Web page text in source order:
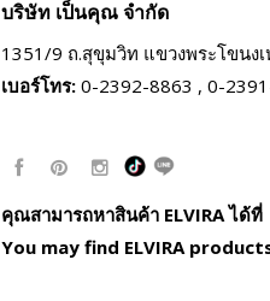
บริษัท เป็นคุณ จำกัด
1351/9 ถ.สุขุมวิท แขวงพระโขนง
เบอร์โทร: 0-2392-8863 , 0-
คุณสามารถหาสินค้า ELVIRA ได้ที่
You may find ELVIRA